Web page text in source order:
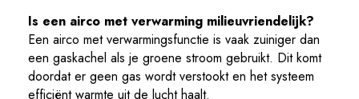
Is een airco met verwarming milieuvriendelijk?
Een airco met verwarmingsfunctie is vaak zuiniger dan
een gaskachel als je groene stroom gebruikt. Dit komt
doordat er geen gas wordt verstookt en het systeem
efficiënt warmte uit de lucht haalt.